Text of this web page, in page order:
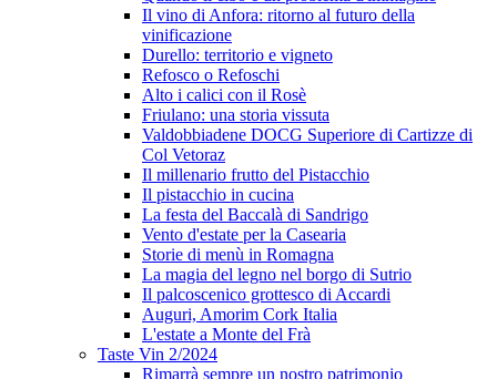
Il vino di Anfora: ritorno al futuro della
vinificazione
Durello: territorio e vigneto
Refosco o Refoschi
Alto i calici con il Rosè
Friulano: una storia vissuta
Valdobbiadene DOCG Superiore di Cartizze di
Col Vetoraz
Il millenario frutto del Pistacchio
Il pistacchio in cucina
La festa del Baccalà di Sandrigo
Vento d'estate per la Casearia
Storie di menù in Romagna
La magia del legno nel borgo di Sutrio
Il palcoscenico grottesco di Accardi
Auguri, Amorim Cork Italia
L'estate a Monte del Frà
Taste Vin 2/2024
Rimarrà sempre un nostro patrimonio